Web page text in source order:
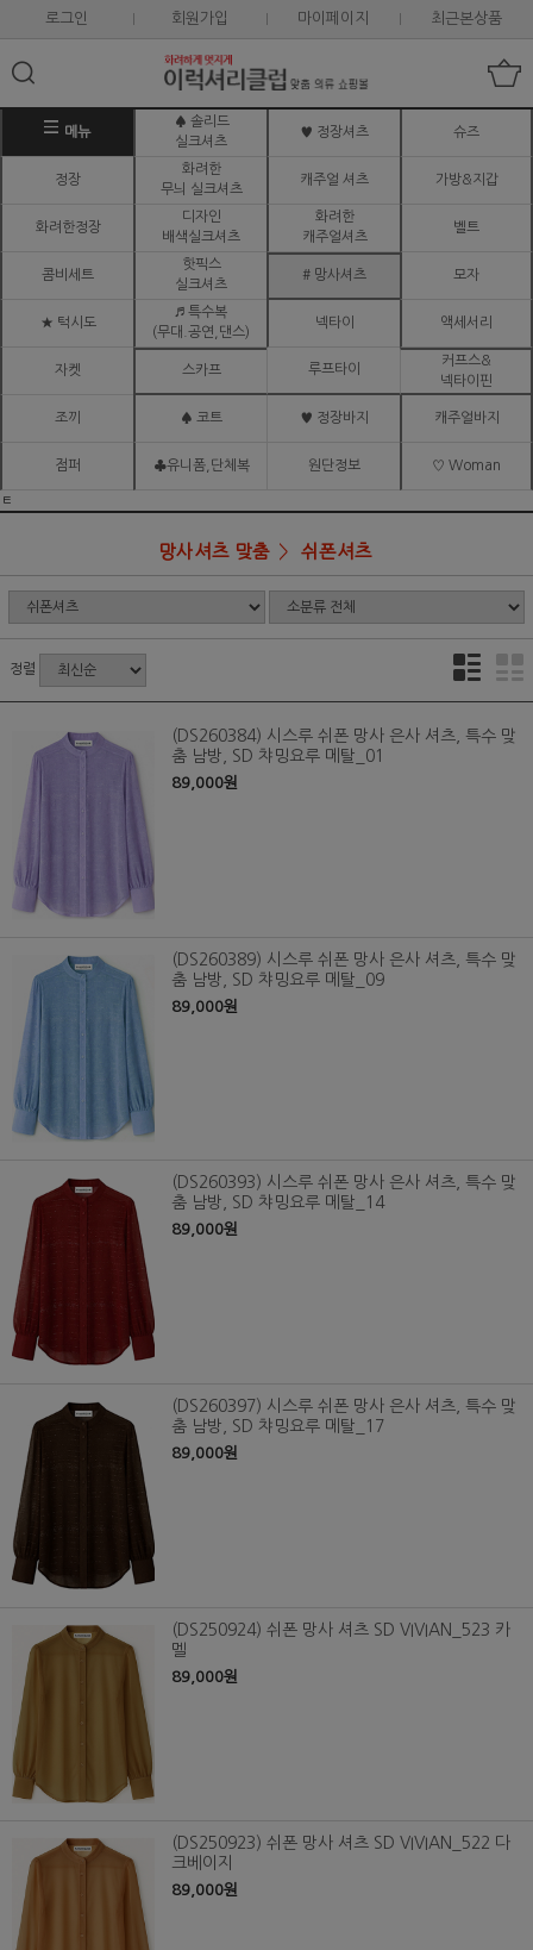
로그인 회원가입 마이페이지 최근본상품
메뉴
♠ 솔리드
실크셔츠
♥ 정장셔츠 슈즈
정장
화려한
무늬 실크셔츠
캐주얼 셔츠 가방&지갑
화려한정장
디자인
배색실크셔츠
화려한
캐주얼셔츠
벨트
콤비세트
핫픽스
실크셔츠
# 망사셔츠 모자
★ 턱시도
♬ 특수복
(무대.공연,댄스)
넥타이 액세서리
자켓 스카프 루프타이
커프스&
넥타이핀
조끼 ♠ 코트 ♥ 정장바지 캐주얼바지
점퍼 ♣유니폼,단체복 원단정보 ♡ Woman
ㅌ
망사셔츠 맞춤 쉬폰셔츠
정렬
(DS260384) 시스루 쉬폰 망사 은사 셔츠, 특수 맞
춤 남방, SD 챠밍요루 메탈_01
89,000원
(DS260389) 시스루 쉬폰 망사 은사 셔츠, 특수 맞
춤 남방, SD 챠밍요루 메탈_09
89,000원
(DS260393) 시스루 쉬폰 망사 은사 셔츠, 특수 맞
춤 남방, SD 챠밍요루 메탈_14
89,000원
(DS260397) 시스루 쉬폰 망사 은사 셔츠, 특수 맞
춤 남방, SD 챠밍요루 메탈_17
89,000원
(DS250924) 쉬폰 망사 셔츠 SD VIVIAN_523 카
멜
89,000원
(DS250923) 쉬폰 망사 셔츠 SD VIVIAN_522 다
크베이지
89,000원